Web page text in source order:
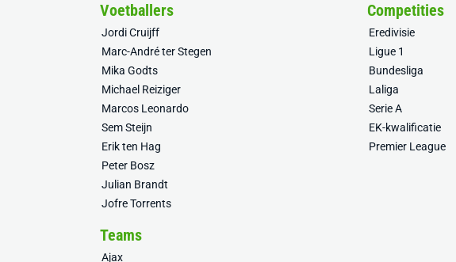
Voetballers
Jordi Cruijff
Marc-André ter Stegen
Mika Godts
Michael Reiziger
Marcos Leonardo
Sem Steijn
Erik ten Hag
Peter Bosz
Julian Brandt
Jofre Torrents
Competities
Eredivisie
Ligue 1
Bundesliga
Laliga
Serie A
EK-kwalificatie
Premier League
Teams
Ajax